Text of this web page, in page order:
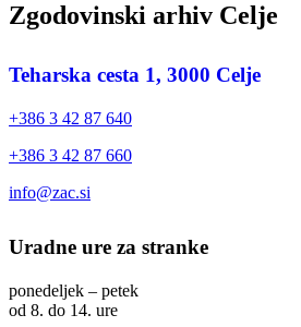
Zgodovinski arhiv Celje
Teharska cesta 1, 3000 Celje
+386 3 42 87 640
+386 3 42 87 660
info@zac.si
Uradne ure za stranke
ponedeljek – petek
od 8. do 14. ure